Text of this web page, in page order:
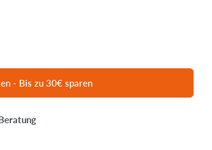
- Bis zu 30€ sparen